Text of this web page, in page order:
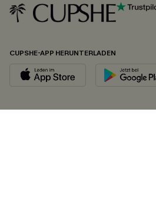
CUPSHE-APP HERUNTERLADEN